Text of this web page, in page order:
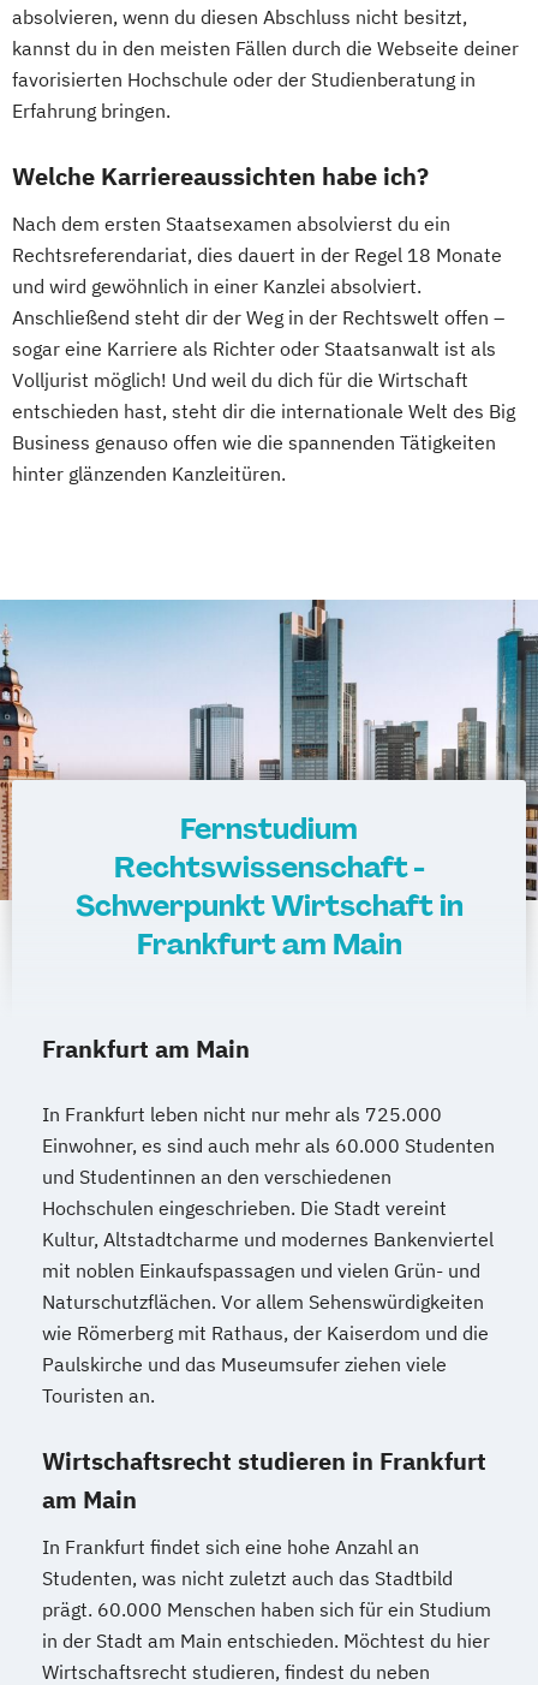
absolvieren, wenn du diesen Abschluss nicht besitzt,
kannst du in den meisten Fällen durch die Webseite deiner
favorisierten Hochschule oder der Studienberatung in
Erfahrung bringen.
Welche Karriereaussichten habe ich?
Nach dem ersten Staatsexamen absolvierst du ein
Rechtsreferendariat, dies dauert in der Regel 18 Monate
und wird gewöhnlich in einer Kanzlei absolviert.
Anschließend steht dir der Weg in der Rechtswelt offen –
sogar eine Karriere als Richter oder Staatsanwalt ist als
Volljurist möglich! Und weil du dich für die Wirtschaft
entschieden hast, steht dir die internationale Welt des Big
Business genauso offen wie die spannenden Tätigkeiten
hinter glänzenden Kanzleitüren.
Fernstudium
Rechtswissenschaft -
Schwerpunkt Wirtschaft in
Frankfurt am Main
Frankfurt am Main
In Frankfurt leben nicht nur mehr als 725.000
Einwohner, es sind auch mehr als 60.000 Studenten
und Studentinnen an den verschiedenen
Hochschulen eingeschrieben. Die Stadt vereint
Kultur, Altstadtcharme und modernes Bankenviertel
mit noblen Einkaufspassagen und vielen Grün- und
Naturschutzflächen. Vor allem Sehenswürdigkeiten
wie Römerberg mit Rathaus, der Kaiserdom und die
Paulskirche und das Museumsufer ziehen viele
Touristen an.
Wirtschaftsrecht studieren in Frankfurt
am Main
In Frankfurt findet sich eine hohe Anzahl an
Studenten, was nicht zuletzt auch das Stadtbild
prägt. 60.000 Menschen haben sich für ein Studium
in der Stadt am Main entschieden. Möchtest du hier
Wirtschaftsrecht studieren, findest du neben